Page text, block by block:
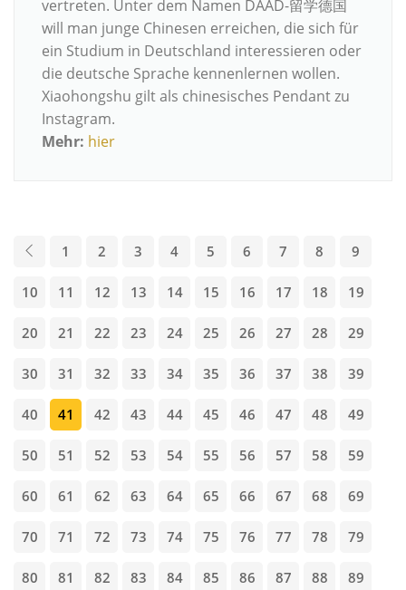
vertreten. Unter dem Namen DAAD-留学德国
will man junge Chinesen erreichen, die sich für
ein Studium in Deutschland interessieren oder
die deutsche Sprache kennenlernen wollen.
Xiaohongshu gilt als chinesisches Pendant zu
Instagram.
Mehr: hier
1 2 3 4 5 6 7 8 9
10 11 12 13 14 15 16 17 18 19
20 21 22 23 24 25 26 27 28 29
30 31 32 33 34 35 36 37 38 39
40 41 42 43 44 45 46 47 48 49
50 51 52 53 54 55 56 57 58 59
60 61 62 63 64 65 66 67 68 69
70 71 72 73 74 75 76 77 78 79
80 81 82 83 84 85 86 87 88 89